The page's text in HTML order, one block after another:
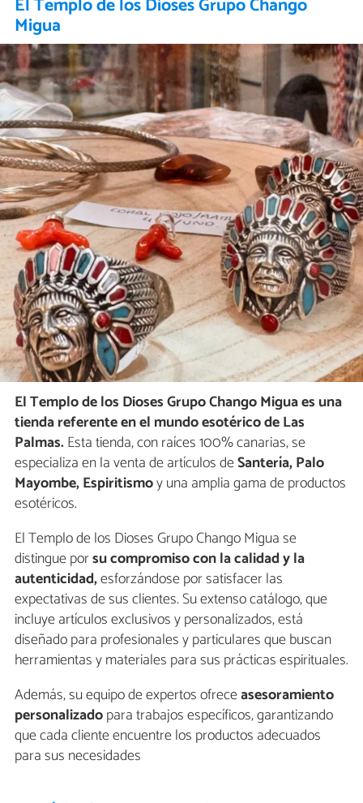
Migua
El Templo de los Dioses Grupo Chango Migua es una
tienda referente en el mundo esotérico de Las
Palmas.Esta tienda, con raíces 100% canarias, se
especializa en la venta de artículos deSantería, Palo
Mayombe, Espiritismoy una amplia gama de productos
esotéricos.
El Templo de los Dioses Grupo Chango Migua se
distingue porsu compromiso con la calidad y la
autenticidad,esforzándose por satisfacer las
expectativas de sus clientes. Su extenso catálogo, que
incluye artículos exclusivos y personalizados, está
diseñado para profesionales y particulares que buscan
herramientas y materiales para sus prácticas espirituales.
Además, su equipo de expertos ofreceasesoramiento
personalizadopara trabajos específicos, garantizando
que cada cliente encuentre los productos adecuados
para sus necesidades